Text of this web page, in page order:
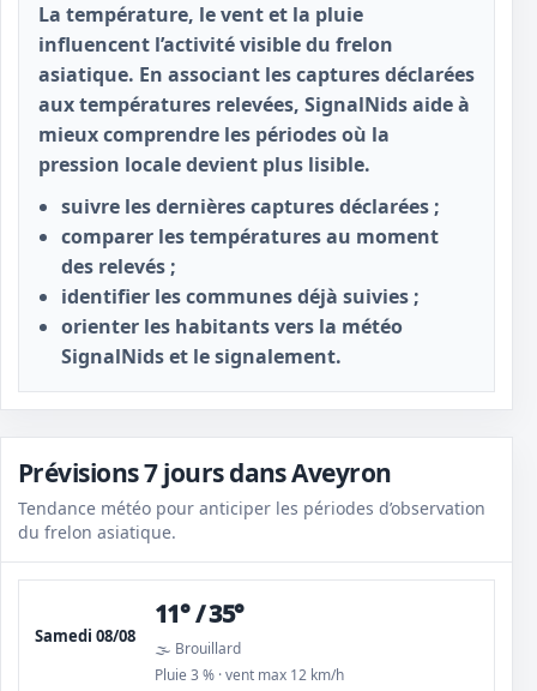
La température, le vent et la pluie
influencent l’activité visible du frelon
asiatique. En associant les captures déclarées
aux températures relevées, SignalNids aide à
mieux comprendre les périodes où la
pression locale devient plus lisible.
suivre les dernières captures déclarées ;
comparer les températures au moment
des relevés ;
identifier les communes déjà suivies ;
orienter les habitants vers la météo
SignalNids et le signalement.
Prévisions 7 jours dans Aveyron
Tendance météo pour anticiper les périodes d’observation
du frelon asiatique.
Samedi 08/08
11° / 35°
🌫️ Brouillard
Pluie 3 % · vent max 12 km/h